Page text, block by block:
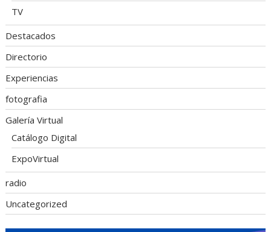
TV
Destacados
Directorio
Experiencias
fotografia
Galería Virtual
Catálogo Digital
ExpoVirtual
radio
Uncategorized